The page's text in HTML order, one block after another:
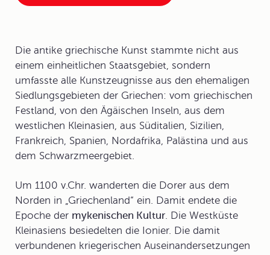
Die antike griechische Kunst stammte nicht aus
einem einheitlichen Staatsgebiet, sondern
umfasste alle Kunstzeugnisse aus den ehemaligen
Siedlungsgebieten der Griechen: vom griechischen
Festland, von den Ägäischen Inseln, aus dem
westlichen Kleinasien, aus Süditalien, Sizilien,
Frankreich, Spanien, Nordafrika, Palästina und aus
dem Schwarzmeergebiet.
Um 1100 v.Chr. wanderten die Dorer aus dem
Norden in „Griechenland“ ein. Damit endete die
Epoche der mykenischen Kultur. Die Westküste
Kleinasiens besiedelten die Ionier. Die damit
verbundenen kriegerischen Auseinandersetzungen